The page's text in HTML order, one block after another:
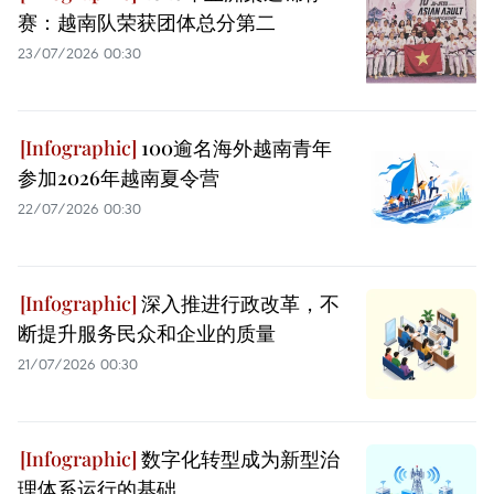
赛：越南队荣获团体总分第二
23/07/2026 00:30
100逾名海外越南青年
参加2026年越南夏令营
22/07/2026 00:30
深入推进行政改革，不
断提升服务民众和企业的质量
21/07/2026 00:30
数字化转型成为新型治
理体系运行的基础